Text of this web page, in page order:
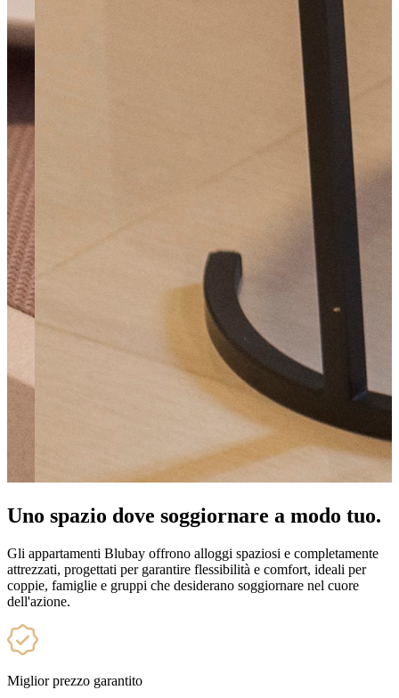
Uno spazio dove soggiornare a modo tuo.
Gli appartamenti Blubay offrono alloggi spaziosi e completamente
attrezzati, progettati per garantire flessibilità e comfort, ideali per
coppie, famiglie e gruppi che desiderano soggiornare nel cuore
dell'azione.
Miglior prezzo garantito